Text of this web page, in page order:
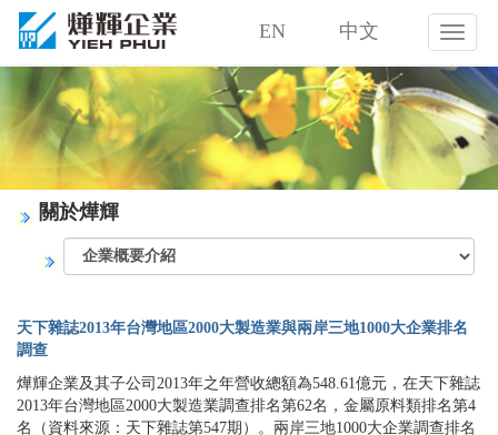
燁
輝
企
業
股
份
有
限
司
EN 中文
關於燁輝
天下雜誌2013年台灣地區2000大製造業與兩岸三地1000大企業排名
調查
燁輝企業及其子公司2013年之年營收總額為548.61億元，在天下雜誌
2013年台灣地區2000大製造業調查排名第62名，金屬原料類排名第4
名（資料來源：天下雜誌第547期）。兩岸三地1000大企業調查排名